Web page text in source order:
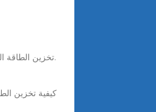
تخزين الطاقة التحدي الأكبر عالميًا في معركة التحول إلى الطاقة النظيفة يحتاج العالم رفع إضافات تخزين البطاريات إلى 80 جيجاوات سنويًا حتى 2030 لتحقيق الحياد الكربوني 2050.